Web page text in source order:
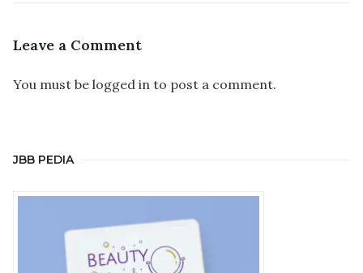
Leave a Comment
You must be logged in to post a comment.
JBB PEDIA